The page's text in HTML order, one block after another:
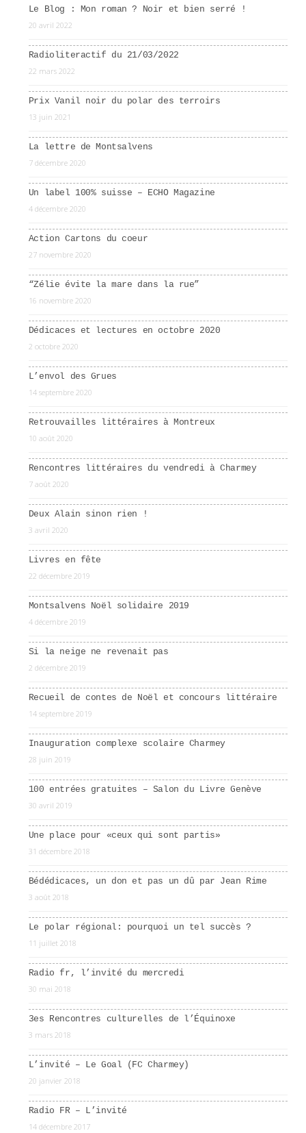
Le Blog : Mon roman ? Noir et bien serré !
20 avril 2022
Radioliteractif du 21/03/2022
22 mars 2022
Prix Vanil noir du polar des terroirs
13 juin 2021
La lettre de Montsalvens
7 décembre 2020
Un label 100% suisse – ECHO Magazine
4 décembre 2020
Action Cartons du coeur
27 novembre 2020
“Zélie évite la mare dans la rue”
16 novembre 2020
Dédicaces et lectures en octobre 2020
2 octobre 2020
L’envol des Grues
14 septembre 2020
Retrouvailles littéraires à Montreux
10 août 2020
Rencontres littéraires du vendredi à Charmey
7 août 2020
Deux Alain sinon rien !
3 avril 2020
Livres en fête
22 décembre 2019
Montsalvens Noël solidaire 2019
4 décembre 2019
Si la neige ne revenait pas
2 décembre 2019
Recueil de contes de Noël et concours littéraire
14 septembre 2019
Inauguration complexe scolaire Charmey
28 juin 2019
100 entrées gratuites – Salon du Livre Genève
30 avril 2019
Une place pour «ceux qui sont partis»
31 décembre 2018
Bédédicaces, un don et pas un dû par Jean Rime
3 août 2018
Le polar régional: pourquoi un tel succès ?
11 juillet 2018
Radio fr, l’invité du mercredi
30 mai 2018
3es Rencontres culturelles de l’Équinoxe
3 mars 2018
L’invité – Le Goal (FC Charmey)
20 janvier 2018
Radio FR – L’invité
14 décembre 2017